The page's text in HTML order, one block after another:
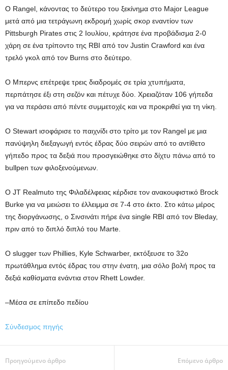
Ο Rangel, κάνοντας το δεύτερο του ξεκίνημα στο Major League
μετά από μια τετράγωνη εκδρομή χωρίς σκορ εναντίον των
Pittsburgh Pirates στις 2 Ιουλίου, κράτησε ένα προβάδισμα 2-0
χάρη σε ένα τρίποντο της RBI από τον Justin Crawford και ένα
τρελό γκολ από τον Burns στο δεύτερο.
Ο Μπερνς επέτρεψε τρεις διαδρομές σε τρία χτυπήματα,
περπάτησε έξι στη σεζόν και πέτυχε δύο. Χρειαζόταν 106 γήπεδα
για να περάσει από πέντε συμμετοχές και να προκριθεί για τη νίκη.
Ο Stewart ισοφάρισε το παιχνίδι στο τρίτο με τον Rangel με μια
πανύψηλη διεξαγωγή εντός έδρας δύο σειρών από το αντίθετο
γήπεδο προς τα δεξιά που προσγειώθηκε στο δίχτυ πάνω από το
bullpen των φιλοξενούμενων.
Ο JT Realmuto της Φιλαδέλφειας κέρδισε τον ανακουφιστικό Brock
Burke για να μειώσει το έλλειμμα σε 7-4 στο έκτο. Στο κάτω μέρος
της διοργάνωσης, ο Σινσινάτι πήρε ένα single RBI από τον Bleday,
πριν από το διπλό διπλό του Marte.
Ο slugger των Phillies, Kyle Schwarber, εκτόξευσε το 32ο
πρωτάθλημα εντός έδρας του στην ένατη, μια σόλο βολή προς τα
δεξιά καθίσματα ενάντια στον Rhett Lowder.
–Μέσα σε επίπεδο πεδίου
Σύνδεσμος πηγής
Προηγούμενο άρθρο Επόμενο άρθρο